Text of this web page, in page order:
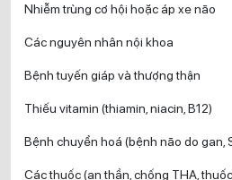
Nhiễm trùng cơ hội hoặc áp xe não
Các nguyên nhân nội khoa
Bệnh tuyến giáp và thượng thận
Thiếu vitamin (thiamin, niacin, B12)
Bệnh chuyển hoá (bệnh não do gan,
Các thuốc (an thần, chống THA,